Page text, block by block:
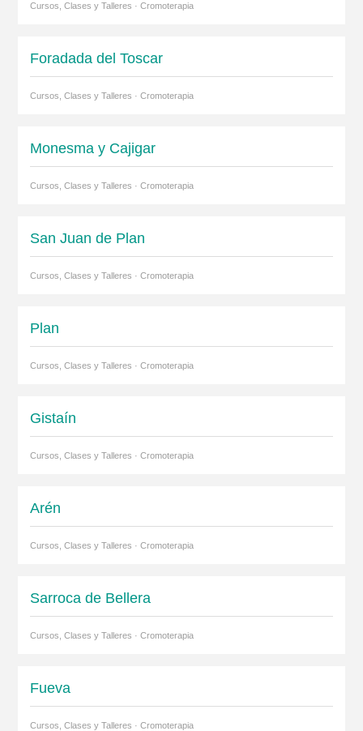
Cursos, Clases y Talleres · Cromoterapia
Foradada del Toscar
Cursos, Clases y Talleres · Cromoterapia
Monesma y Cajigar
Cursos, Clases y Talleres · Cromoterapia
San Juan de Plan
Cursos, Clases y Talleres · Cromoterapia
Plan
Cursos, Clases y Talleres · Cromoterapia
Gistaín
Cursos, Clases y Talleres · Cromoterapia
Arén
Cursos, Clases y Talleres · Cromoterapia
Sarroca de Bellera
Cursos, Clases y Talleres · Cromoterapia
Fueva
Cursos, Clases y Talleres · Cromoterapia